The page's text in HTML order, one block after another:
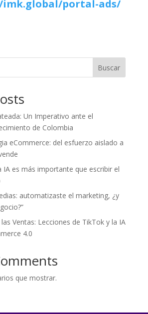
portal-ads/
Buscar
Un Imperativo ante el
de Colombia
eCommerce: del esfuerzo aislado a
IA es más importante que escribir el
automatizaste el marketing, ¿y
Ventas: Lecciones de TikTok y la IA
4.0
que mostrar.